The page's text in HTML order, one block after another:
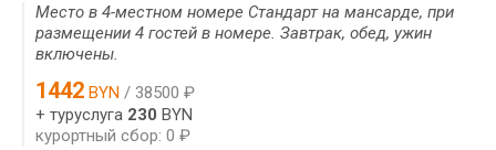
Место в 4-местном номере Стандарт на мансарде, при
размещении 4 гостей в номере. Завтрак, обед, ужин
включены.
1442 BYN / 38500 ₽
+ туруслуга 230 BYN
курортный сбор: 0 ₽